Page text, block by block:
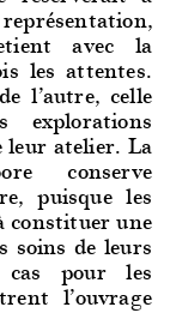
avec la
les attentes.
l’autre, celle
leur atelier. La
conserve
puisque les
constituer une
soins de leurs
cas pour les
l’ouvrage